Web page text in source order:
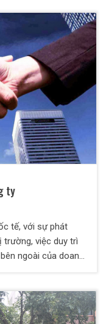
ty
tế, với sự phát
trường, việc duy trì
ngoài của doanh
an toàn cho Quý